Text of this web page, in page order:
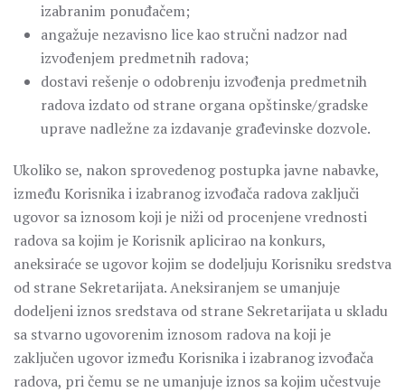
izabranim ponuđačem;
angažuje nezavisno lice kao stručni nadzor nad
izvođenjem predmetnih radova;
dostavi rešenje o odobrenju izvođenja predmetnih
radova izdato od strane organa opštinske/gradske
uprave nadležne za izdavanje građevinske dozvole.
Ukoliko se, nakon sprovedenog postupka javne nabavke,
između Korisnika i izabranog izvođača radova zaključi
ugovor sa iznosom koji je niži od procenjene vrednosti
radova sa kojim je Korisnik aplicirao na konkurs,
aneksiraće se ugovor kojim se dodeljuju Korisniku sredstva
od strane Sekretarijata. Aneksiranjem se umanjuje
dodeljeni iznos sredstava od strane Sekretarijata u skladu
sa stvarno ugovorenim iznosom radova na koji je
zaključen ugovor između Korisnika i izabranog izvođača
radova, pri čemu se ne umanjuje iznos sa kojim učestvuje